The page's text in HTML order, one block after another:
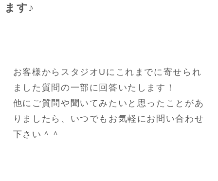
ます♪
お客様からスタジオUにこれまでに寄せられ
ました質問の一部に回答いたします！
他にご質問や聞いてみたいと思ったことがあ
りましたら、いつでもお気軽にお問い合わせ
下さい＾＾